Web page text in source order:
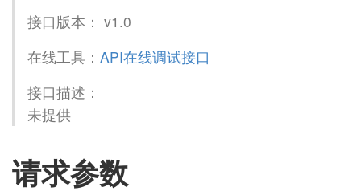
接口版本： v1.0
在线工具： API在线调试接口
接口描述：
未提供
请求参数